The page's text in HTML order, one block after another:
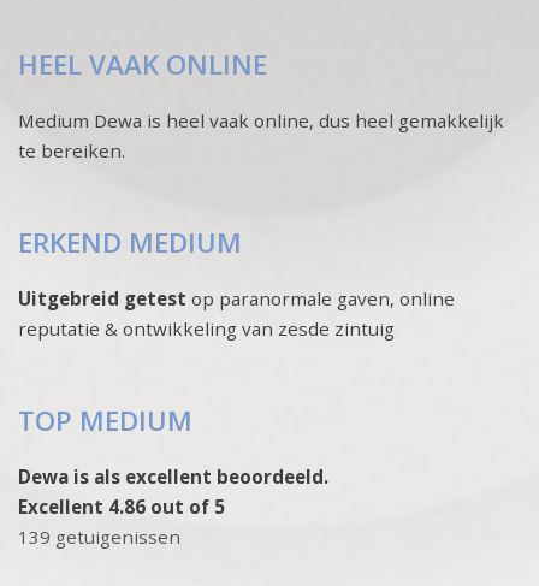
HEEL VAAK ONLINE
Medium Dewa is heel vaak online, dus heel gemakkelijk
te bereiken.
ERKEND MEDIUM
Uitgebreid getest op paranormale gaven, online
reputatie & ontwikkeling van zesde zintuig
TOP MEDIUM
Dewa is als excellent beoordeeld.
Excellent 4.86 out of 5
139 getuigenissen